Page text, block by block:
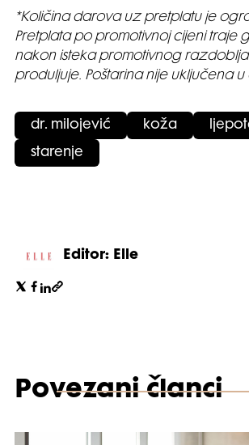
*Količina darova uz pretplatu je
Pretplata po promotivnoj cijeni traje
nakon isteka promotivnog razdoblja
produljuje. Poštarina nije uključena u
dr. milojević koža
starenje
Editor: Elle
Povezani članci